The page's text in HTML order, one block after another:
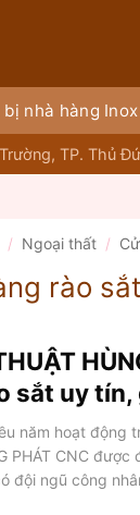
nhà hàng Inox
TP. Thủ
/ Ngoại thất /
rào
sắt uy
năm hoạt
PHÁT CNC
đội ngũ công